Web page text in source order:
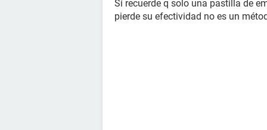
Sí recuerde q solo una pastilla de
pierde su efectividad no es un